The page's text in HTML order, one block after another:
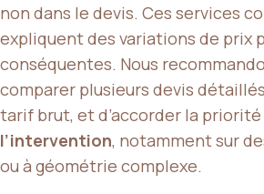
non dans le devis. Ces services
expliquent des variations de prix
conséquentes. Nous
comparer plusieurs devis
tarif brut, et d’accorder la priorité
l’intervention, notamment sur
ou à géométrie complexe.